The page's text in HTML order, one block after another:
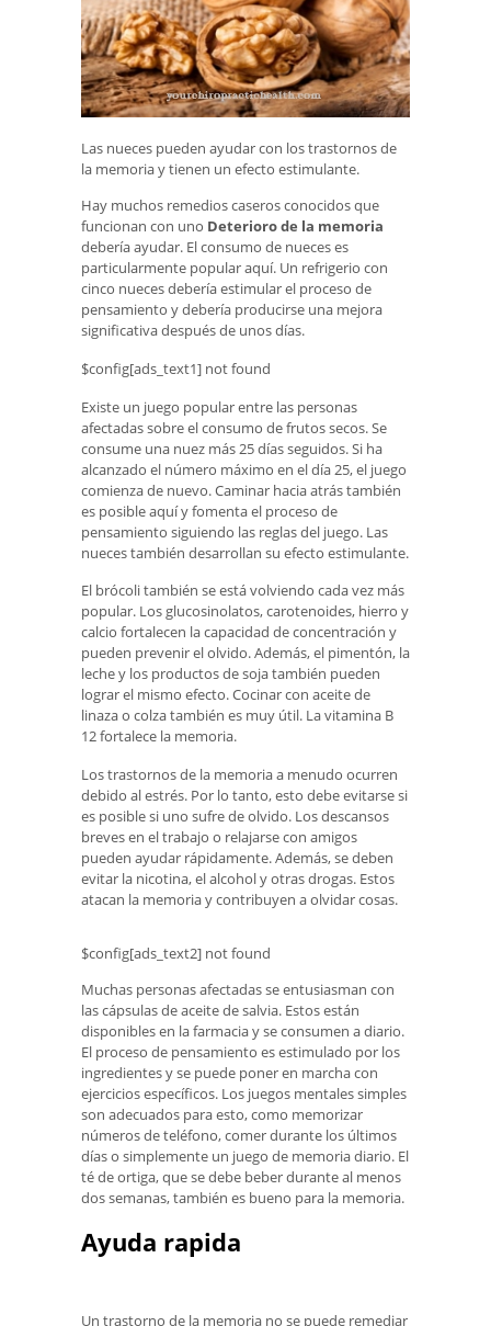
Las nueces pueden ayudar con los trastornos de
la memoria y tienen un efecto estimulante.
Hay muchos remedios caseros conocidos que
funcionan con uno Deterioro de la memoria
debería ayudar. El consumo de nueces es
particularmente popular aquí. Un refrigerio con
cinco nueces debería estimular el proceso de
pensamiento y debería producirse una mejora
significativa después de unos días.
$config[ads_text1] not found
Existe un juego popular entre las personas
afectadas sobre el consumo de frutos secos. Se
consume una nuez más 25 días seguidos. Si ha
alcanzado el número máximo en el día 25, el juego
comienza de nuevo. Caminar hacia atrás también
es posible aquí y fomenta el proceso de
pensamiento siguiendo las reglas del juego. Las
nueces también desarrollan su efecto estimulante.
El brócoli también se está volviendo cada vez más
popular. Los glucosinolatos, carotenoides, hierro y
calcio fortalecen la capacidad de concentración y
pueden prevenir el olvido. Además, el pimentón, la
leche y los productos de soja también pueden
lograr el mismo efecto. Cocinar con aceite de
linaza o colza también es muy útil. La vitamina B
12 fortalece la memoria.
Los trastornos de la memoria a menudo ocurren
debido al estrés. Por lo tanto, esto debe evitarse si
es posible si uno sufre de olvido. Los descansos
breves en el trabajo o relajarse con amigos
pueden ayudar rápidamente. Además, se deben
evitar la nicotina, el alcohol y otras drogas. Estos
atacan la memoria y contribuyen a olvidar cosas.
$config[ads_text2] not found
Muchas personas afectadas se entusiasman con
las cápsulas de aceite de salvia. Estos están
disponibles en la farmacia y se consumen a diario.
El proceso de pensamiento es estimulado por los
ingredientes y se puede poner en marcha con
ejercicios específicos. Los juegos mentales simples
son adecuados para esto, como memorizar
números de teléfono, comer durante los últimos
días o simplemente un juego de memoria diario. El
té de ortiga, que se debe beber durante al menos
dos semanas, también es bueno para la memoria.
Ayuda rapida
Un trastorno de la memoria no se puede remediar